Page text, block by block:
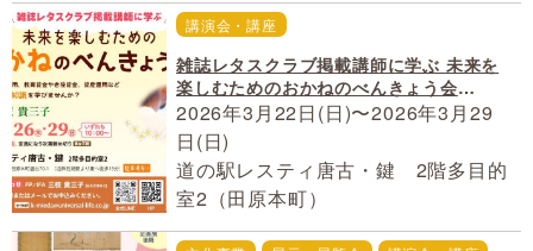
講演会・講座
雑誌レタスクラブ掲載講師に学ぶ 未来を
楽しむためのおかねのべんきょう会
（3/22・26・29 開催）[PR]
2026年3月22日(日)〜2026年3月29
日(日)
道の駅レスティ唐古・鍵 2階多目的
室2（田原本町）